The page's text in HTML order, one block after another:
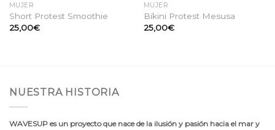
MUJER
Short Protest Smoothie
25,00€
MUJER
Bikini Protest Mesusa
25,00€
NUESTRA HISTORIA
WAVESUP es un proyecto que nace de la ilusión y pasión hacia el mar y